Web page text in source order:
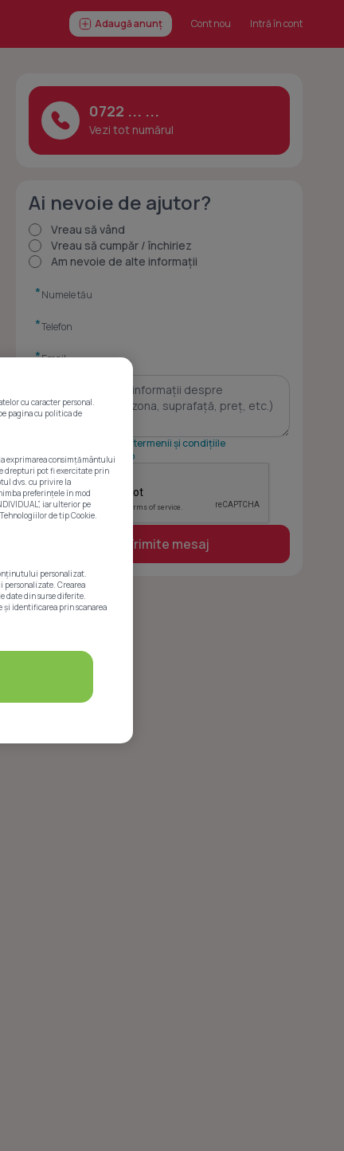
Adaugă anunț Cont nou Intră în cont
0722 ... ...
Vezi tot numărul
Ai nevoie de ajutor?
Vreau să vând
Vreau să cumpăr / închiriez
Am nevoie de alte informații
*
*
*
Sunt de acord cutermenii și condițiile
Www.imobiliare.ro
Trimite mesaj
cu caracter personal.
pagina cu politica de
exprimarea consimțământului
drepturi pot fi exercitate prin
dvs. cu privire la
preferințele în mod
iar ulterior pe
de tip Cookie.
personalizat.
Crearea
date din surse diferite.
identificarea prin scanarea